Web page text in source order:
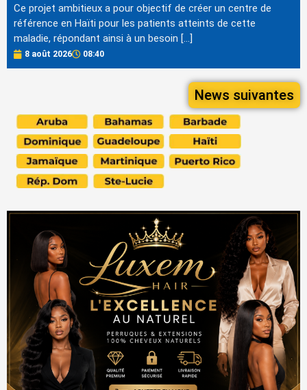
Ce projet ambitieux a pour objectif de créer un centre de
référence en Haïti pour les patients atteints de cette
maladie, répondant ainsi à un besoin […]
8 août 2026 08:40
News suivantes